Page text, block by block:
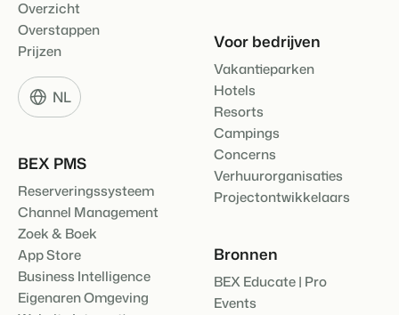
Overzicht
Overstappen
Prijzen
NL
BEX PMS
Reserveringssysteem
Channel Management
Zoek & Boek
App Store
Business Intelligence
Eigenaren Omgeving
Voor bedrijven
Vakantieparken
Hotels
Resorts
Campings
Concerns
Verhuurorganisaties
Projectontwikkelaars
Bronnen
BEX Educate | Pro
Events